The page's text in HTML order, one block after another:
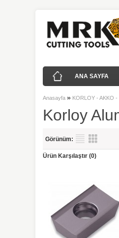
ANA SAYFA
Anasayfa » KORLOY - AKKO
Korloy
Görünüm:
Ürün Karşılaştır (0)